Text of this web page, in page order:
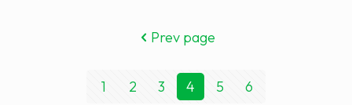
Prev page
1 2 3 4 5
6